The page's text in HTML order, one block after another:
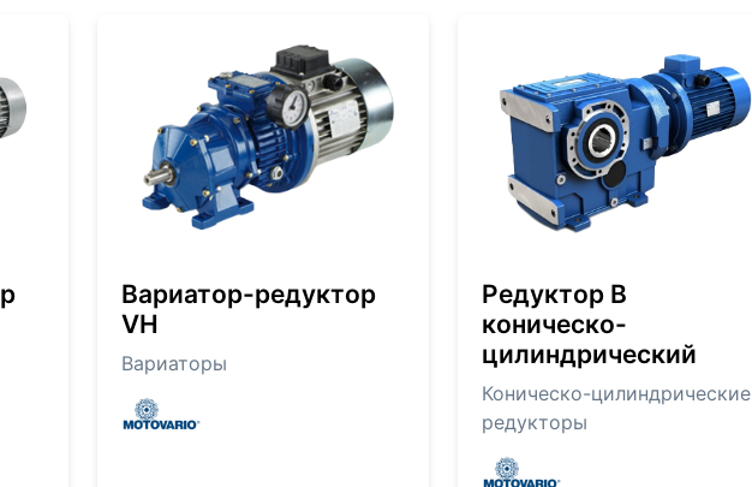
Вариатор-редуктор
VH
Вариаторы
Редуктор B
коническо-
цилиндрический
Коническо-цилиндрические
редукторы